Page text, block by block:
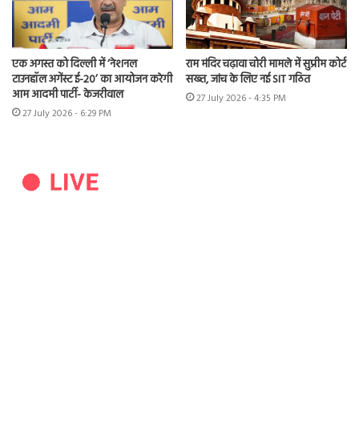
एक अगस्त को दिल्ली में ‘नेशनल
टाउनहॉल अगेंस्ट ई-20’ का आयोजन करेगी
आम आदमी पार्टी- केजरीवाल
27 July 2026 - 6:29 PM
राम मंदिर चढ़ावा चोरी मामले में सुप्रीम कोर्ट
सख्त, जांच के लिए नई SIT गठित
27 July 2026 - 4:35 PM